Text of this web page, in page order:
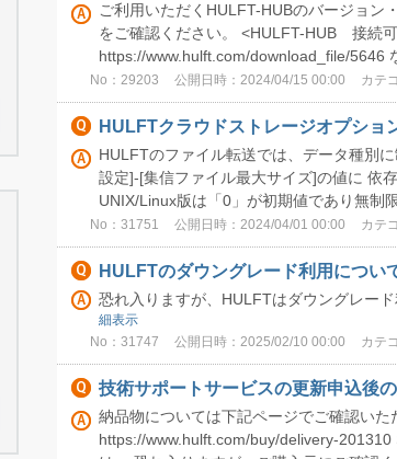
ご利用いただくHULFT-HUBのバージョン
をご確認ください。 <HULFT-HUB 接続
https://www.hulft.com/download_file/5646
No：29203 公開日時：2024/04/15 00:00 カテ
HULFTクラウドストレージオプショ
HULFTのファイル転送では、データ種別
設定]-[集信ファイル最大サイズ]の値に 依
UNIX/Linux版は「0」が初期値であり無制
No：31751 公開日時：2024/04/01 00:00 カテ
HULFTのダウングレード利用につい
恐れ入りますが、HULFTはダウングレー
細表示
No：31747 公開日時：2025/02/10 00:00 カテ
技術サポートサービスの更新申込後
納品物については下記ページでご確認い
https://www.hulft.com/buy/delivery-